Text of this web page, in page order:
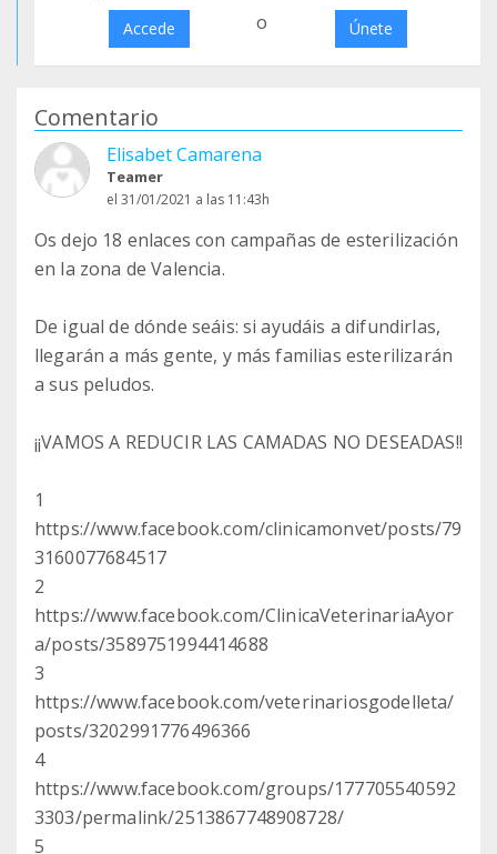
Accede o Únete
Comentario
Elisabet Camarena
Teamer
el 31/01/2021 a las 11:43h
Os dejo 18 enlaces con campañas de esterilización
en la zona de Valencia.
De igual de dónde seáis: si ayudáis a difundirlas,
llegarán a más gente, y más familias esterilizarán
a sus peludos.
¡¡VAMOS A REDUCIR LAS CAMADAS NO DESEADAS!!
1
https://www.facebook.com/clinicamonvet/posts/79
3160077684517
2
https://www.facebook.com/ClinicaVeterinariaAyor
a/posts/3589751994414688
3
https://www.facebook.com/veterinariosgodelleta/
posts/3202991776496366
4
https://www.facebook.com/groups/177705540592
3303/permalink/2513867748908728/
5